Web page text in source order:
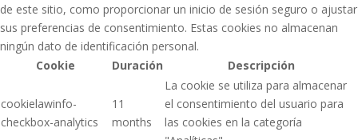
de este sitio, como proporcionar un inicio de sesión seguro o ajustar
sus preferencias de consentimiento. Estas cookies no almacenan
ningún dato de identificación personal.
Cookie
Duración Descripción
cookielawinfo-
checkbox-analytics
11
months
La cookie se utiliza para almacenar
el consentimiento del usuario para
las cookies en la categoría